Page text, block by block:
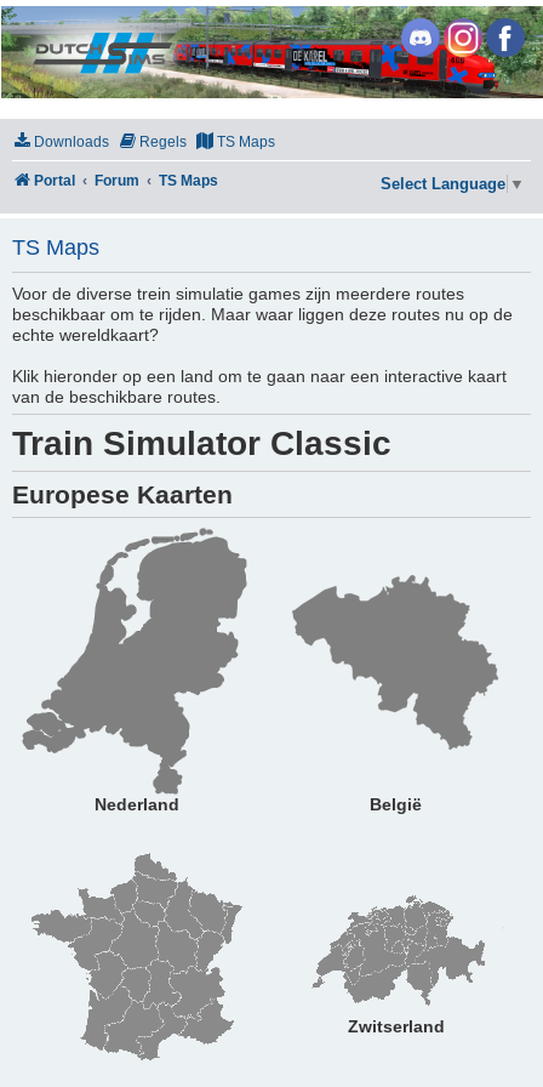
DutchSims
Downloads Regels TS Maps
Portal Forum TS Maps Select Language ▼
TS Maps
Voor de diverse trein simulatie games zijn meerdere routes
beschikbaar om te rijden. Maar waar liggen deze routes nu op de
echte wereldkaart?
Klik hieronder op een land om te gaan naar een interactive kaart
van de beschikbare routes.
Train Simulator Classic
Europese Kaarten
Nederland België
Zwitserland